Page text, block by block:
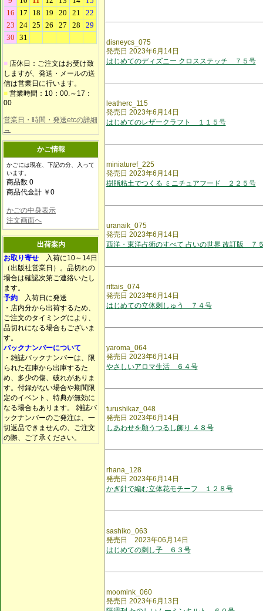
■ 店休日：ご注文はお受け致
しますが、発送・メールの送
信は営業日に行います。
■ 営業時間：10：00.～17：
00
営業日・時間・発送etcの詳細
→
かご情報
かごには現在、下記の分、入って
います。
商品数 0
商品代金計 ￥0
かごの中身表示
注文画面へ
出荷案内
お取り寄せ 入荷に10～14日
（出版社営業日）。品切れの
場合は確認次第ご連絡いたし
ます。
予約 入荷日に発送
・店内分から出荷するため、
ご注文のタイミングにより、
品切れになる場合もございま
す。
バックナンバーについて
・雑誌バックナンバーは、限
られた在庫から出庫するた
め、多少の傷、破れがありま
す。付録がない場合や期間限
定のイベント、特典が無効に
なる場合もあります。 雑誌バ
ックナンバーのご発注は、一
切返品できませんの、ご注文
の際、ご了承ください。
disneycs_075
発売日 2023年6月14日
はじめてのディズニー クロスステッチ ７５号
leatherc_115
発売日 2023年6月14日
はじめてのレザークラフト １１５号
miniaturef_225
発売日 2023年6月14日
樹脂粘土でつくる ミニチュアフード ２２５号
uranaik_075
発売日 2023年6月14日
西洋・東洋占術のすべて 占いの世界 改訂版 ７
rittais_074
発売日 2023年6月14日
はじめての立体刺しゅう ７４号
yaroma_064
発売日 2023年6月14日
やさしいアロマ生活 ６４号
turushikaz_048
発売日 2023年6月14日
しあわせを願うつるし飾り ４８号
rhana_128
発売日 2023年6月14日
かぎ針で編む立体花モチーフ １２８号
sashiko_063
発売日 2023年06月14日
はじめての刺し子 ６３号
moomink_060
発売日 2023年6月13日